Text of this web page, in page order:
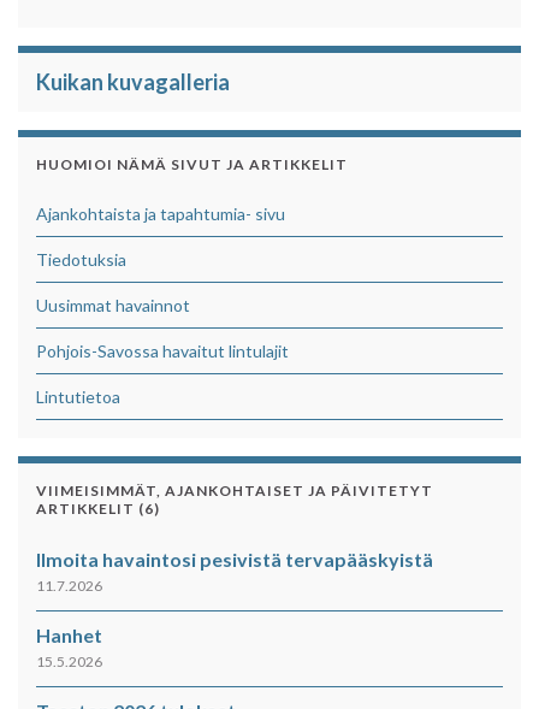
Kuikan kuvagalleria
HUOMIOI NÄMÄ SIVUT JA ARTIKKELIT
Ajankohtaista ja tapahtumia- sivu
Tiedotuksia
Uusimmat havainnot
Pohjois-Savossa havaitut lintulajit
Lintutietoa
VIIMEISIMMÄT, AJANKOHTAISET JA PÄIVITETYT
ARTIKKELIT (6)
Ilmoita havaintosi pesivistä tervapääskyistä
11.7.2026
Hanhet
15.5.2026